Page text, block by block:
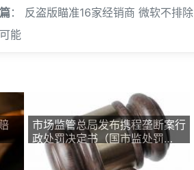
： 反盗版瞄准16家经销商 微软不排除
能
市场监管总局发布携程垄断案行
政处罚决定书（国市监处罚
〔2026〕29号）